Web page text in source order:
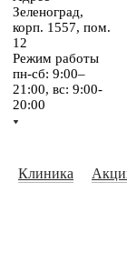
Зеленоград,
корп. 1557, пом.
12
Режим работы
пн-сб: 9:00–
21:00, вс: 9:00-
20:00
Клиника